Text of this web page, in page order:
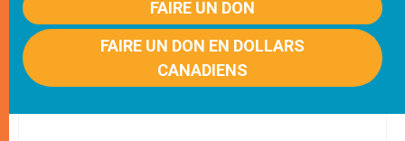
FAIRE UN DON
FAIRE UN DON EN DOLLARS
CANADIENS